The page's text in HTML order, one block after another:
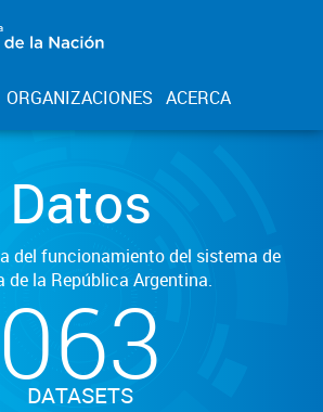
ORGANIZACIONES ACERCA
Datos
del funcionamiento del sistema de
de la República Argentina.
063
DATASETS